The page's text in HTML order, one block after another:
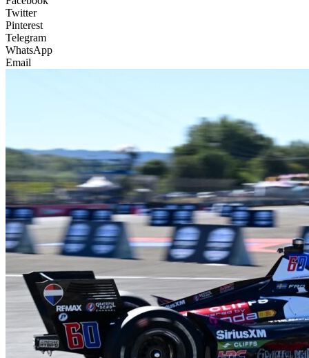
Twitter
Pinterest
Telegram
WhatsApp
Email